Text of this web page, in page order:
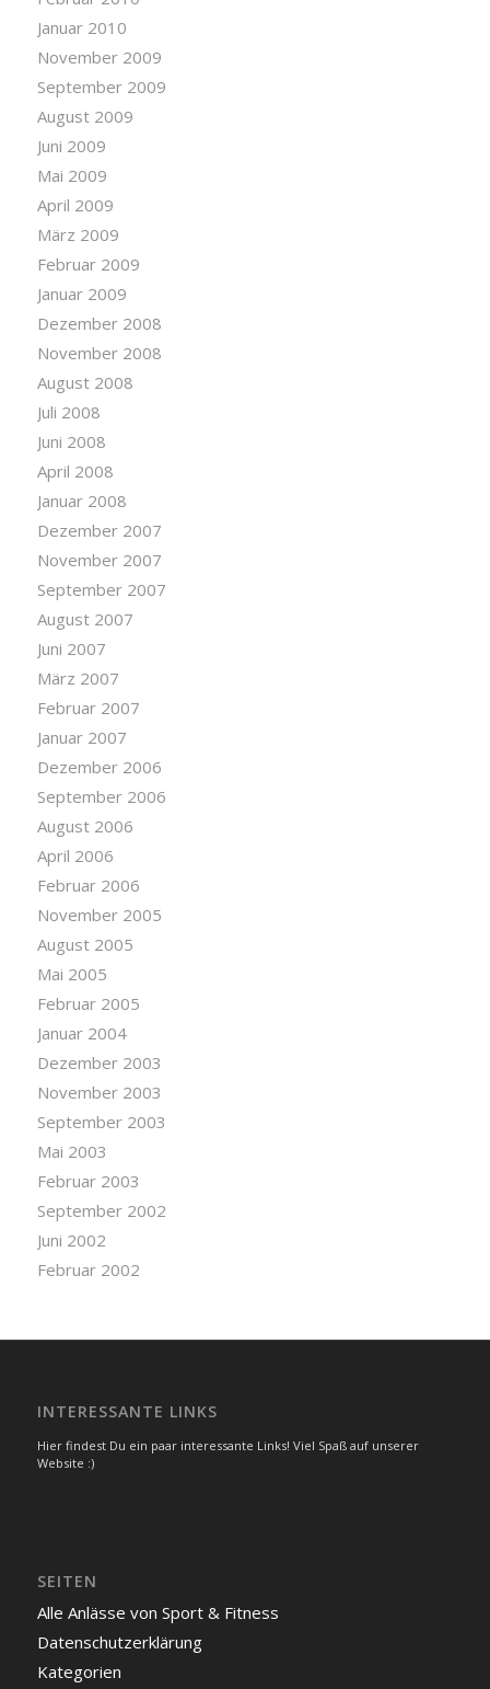
Januar 2010
November 2009
September 2009
August 2009
Juni 2009
Mai 2009
April 2009
März 2009
Februar 2009
Januar 2009
Dezember 2008
November 2008
August 2008
Juli 2008
Juni 2008
April 2008
Januar 2008
Dezember 2007
November 2007
September 2007
August 2007
Juni 2007
März 2007
Februar 2007
Januar 2007
Dezember 2006
September 2006
August 2006
April 2006
Februar 2006
November 2005
August 2005
Mai 2005
Februar 2005
Januar 2004
Dezember 2003
November 2003
September 2003
Mai 2003
Februar 2003
September 2002
Juni 2002
Februar 2002
INTERESSANTE LINKS
Hier findest Du ein paar interessante Links! Viel Spaß auf unserer
Website :)
SEITEN
Alle Anlässe von Sport & Fitness
Datenschutzerklärung
Kategorien